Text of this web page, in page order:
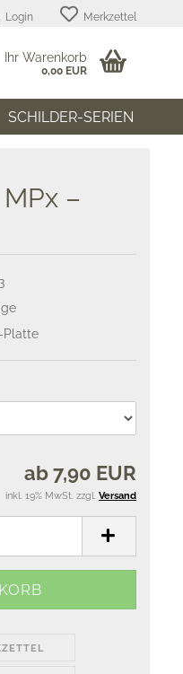
Login Merkzettel
Ihr Warenkorb
0,00 EUR
SCHILDER-SERIEN
–
Platte
ab 7,90 EUR
inkl. 19% MwSt. zzgl. Versand